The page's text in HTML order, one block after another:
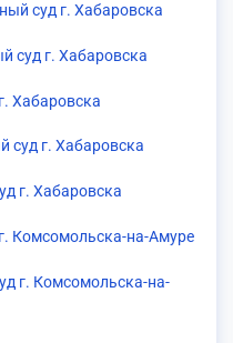
суд г. Хабаровска
суд г. Хабаровска
Хабаровска
суд г. Хабаровска
г. Хабаровска
Комсомольска-на-Амуре
г. Комсомольска-на-